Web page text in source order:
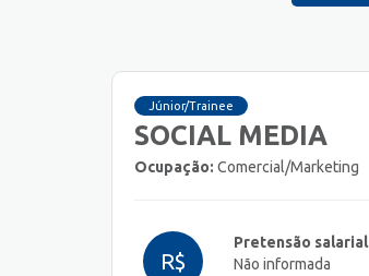
Júnior/Trainee
SOCIAL MEDIA
Ocupação: Comercial/Marketing
R$
Pretensão salarial
Não informada